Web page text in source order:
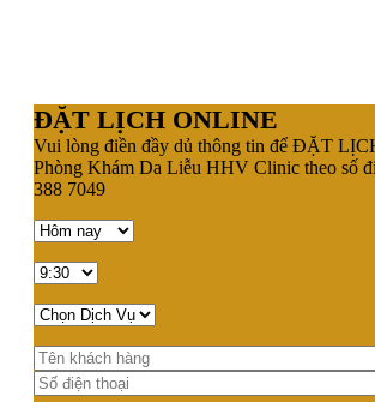
ĐẶT LỊCH ONLINE
Vui lòng điền đầy dủ thông tin để ĐẶT
Phòng Khám Da Liễu HHV Clinic theo số
388 7049